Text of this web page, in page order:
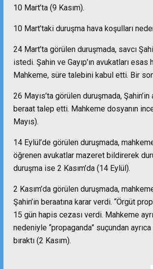
10 Mart’ta (9 Kasım).
10 Mart’taki duruşma hava koşulları
24 Mart’ta görülen duruşmada, savcı
istedi. Şahin ve Gayıp’ın avukatları
Mahkeme, süre talebini kabul etti. Bir
26 Mayıs’ta görülen duruşmada,
beraat talep etti. Mahkeme dosyanın
Mayıs).
14 Eylül’de görülen duruşmada,
öğrenen avukatlar mazeret bildirerek
duruşma ise 2 Kasım’da (14 Eylül).
2 Kasım’da görülen duruşmada,
Şahin’in beraatına karar verdi. “Örgüt
15 gün hapis cezası verdi. Mahkeme
nedeniyle “propaganda” suçundan
bıraktı (2 Kasım).